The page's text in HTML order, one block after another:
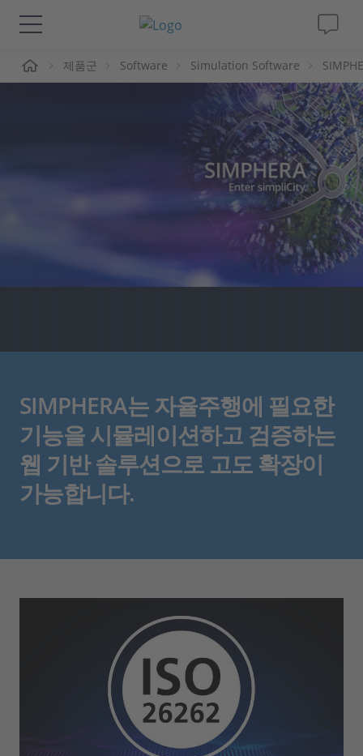
솔루션 및 제품
제품군 Software Simulation Software
SIMPHERA는 자율주행에 필요한
기능을 시뮬레이션하고 검증하는
웹 기반 솔루션으로 고도 확장이
가능합니다.